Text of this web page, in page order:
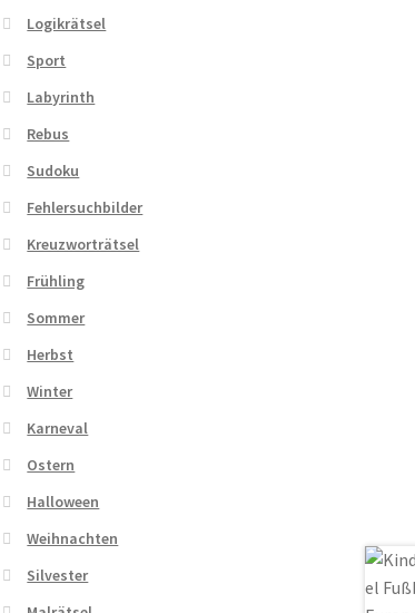
Logikrätsel
Sport
Labyrinth
Rebus
Sudoku
Fehlersuchbilder
Kreuzworträtsel
Frühling
Sommer
Herbst
Winter
Karneval
Ostern
Halloween
Weihnachten
Silvester